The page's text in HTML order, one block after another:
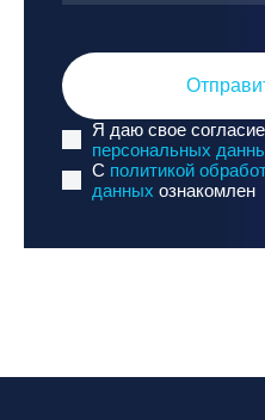
Я даю свое
персональных
C политикой
данных ознакомлен